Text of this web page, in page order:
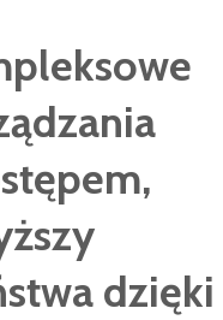
dzięki